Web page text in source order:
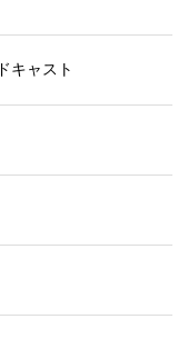
キャスト